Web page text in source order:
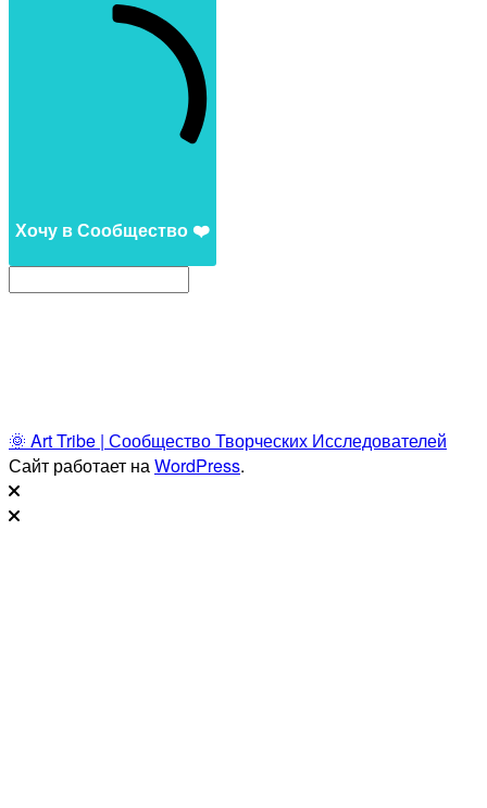
Хочу в Сообщество ❤️
🌞 Art Tribe | Сообщество Творческих Исследователей
Сайт работает наWordPress.